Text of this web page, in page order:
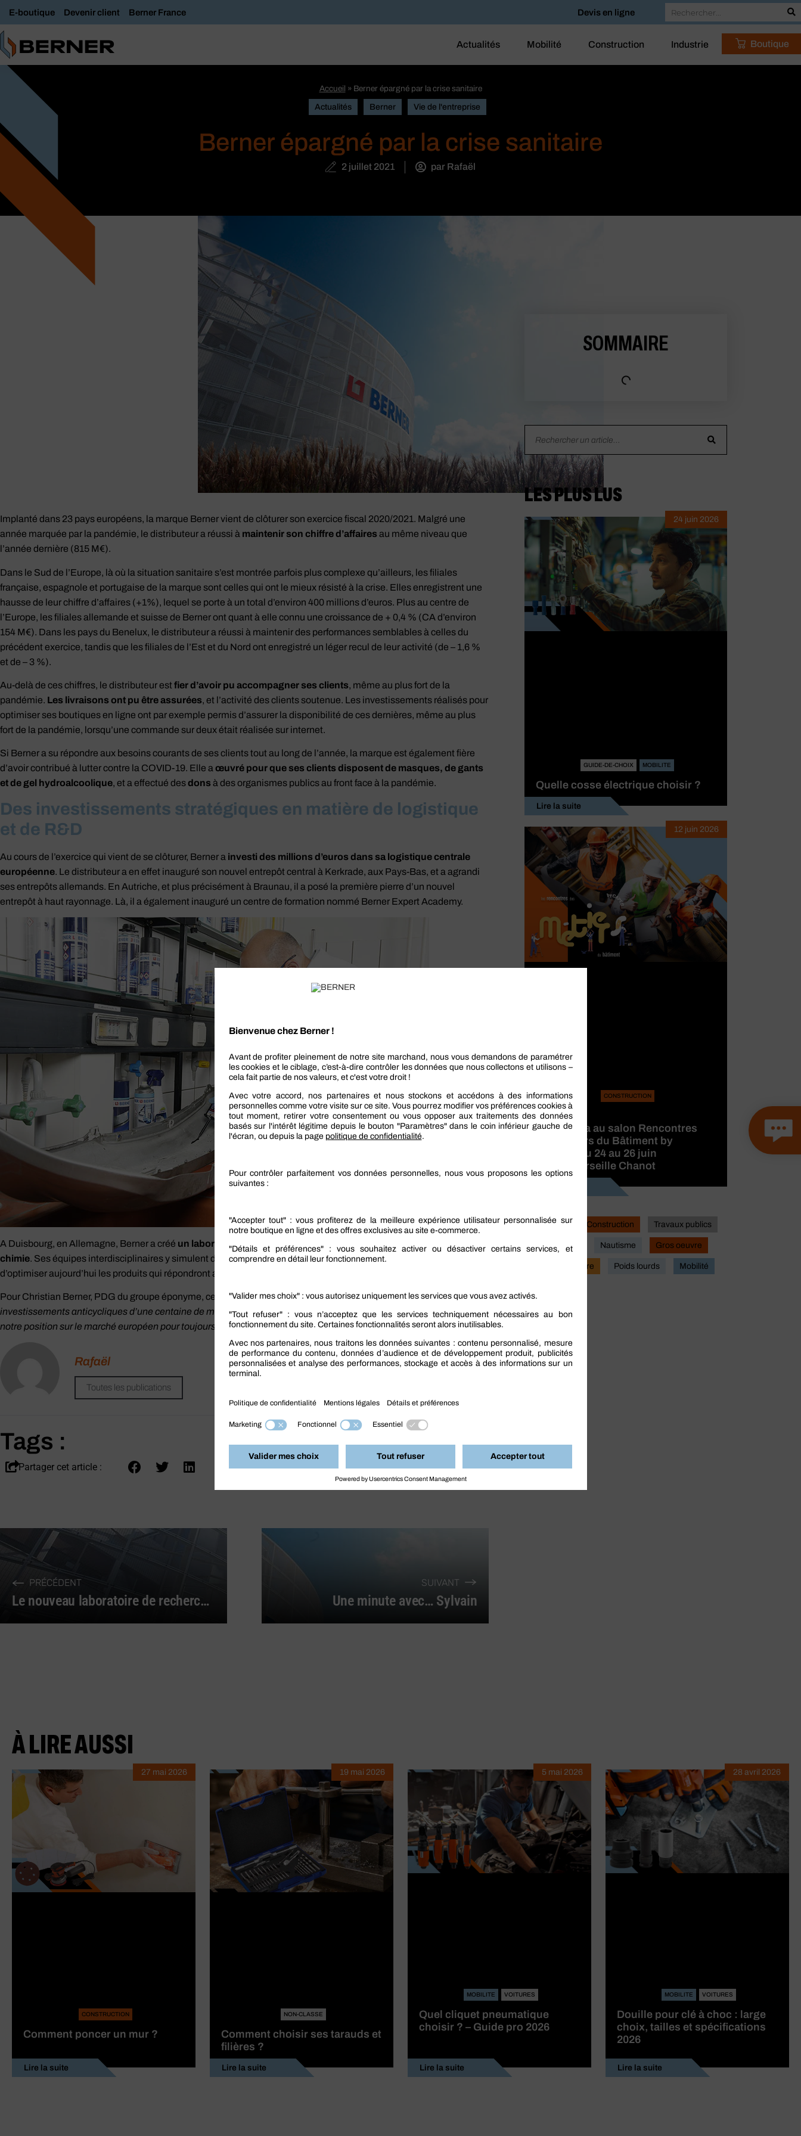
E-boutique Devenir client Berner France Devis en ligne
Actualités Mobilité Construction Industrie Boutique
Accueil » Berner épargné par la crise sanitaire
Actualités Berner Vie de l'entreprise
Berner épargné par la crise sanitaire
2 juillet 2021 par Rafaël
Implanté dans 23 pays européens, la marque Berner vient de clôturer son exercice fiscal 2020/2021. Malgré une
année marquée par la pandémie, le distributeur a réussi à maintenir son chiffre d’affaires au même niveau que
l’année dernière (815 M€).
Dans le Sud de l’Europe, là où la situation sanitaire s’est montrée parfois plus complexe qu’ailleurs, les filiales
française, espagnole et portugaise de la marque sont celles qui ont le mieux résisté à la crise. Elles enregistrent une
hausse de leur chiffre d’affaires (+1%), lequel se porte à un total d’environ 400 millions d’euros. Plus au centre de
l’Europe, les filiales allemande et suisse de Berner ont quant à elle connu une croissance de + 0,4 % (CA d’environ
154 M€). Dans les pays du Benelux, le distributeur a réussi à maintenir des performances semblables à celles du
précédent exercice, tandis que les filiales de l’Est et du Nord ont enregistré un léger recul de leur activité (de – 1,6 %
et de – 3 %).
Au-delà de ces chiffres, le distributeur est fier d’avoir pu accompagner ses clients, même au plus fort de la
pandémie. Les livraisons ont pu être assurées, et l’activité des clients soutenue. Les investissements réalisés pour
optimiser ses boutiques en ligne ont par exemple permis d’assurer la disponibilité de ces dernières, même au plus
fort de la pandémie, lorsqu’une commande sur deux était réalisée sur internet.
Si Berner a su répondre aux besoins courants de ses clients tout au long de l’année, la marque est également fière
d’avoir contribué à lutter contre la COVID-19. Elle a œuvré pour que ses clients disposent de masques, de gants
et de gel hydroalcoolique, et a effectué desdons à des organismes publics au front face à la pandémie.
Des investissements stratégiques en matière de logistique
et de R&D
Au cours de l’exercice qui vient de se clôturer, Berner a investi des millions d’euros dans sa logistique centrale
européenne. Le distributeur a en effet inauguré son nouvel entrepôt central à Kerkrade, aux Pays-Bas, et a agrandi
ses entrepôts allemands. En Autriche, et plus précisément à Braunau, il a posé la première pierre d’un nouvel
entrepôt à haut rayonnage. Là, il a également inauguré un centre de formation nommé Berner Expert Academy.
A Duisbourg, en Allemagne, Berner a créé un laboratoire de recherche & développement spécialisé dans la
chimie. Ses équipes interdisciplinaires y simulent des problèmes spécifiques dans des conditions réelles afin
d’optimiser aujourd’hui les produits qui répondront aux défis futurs des professionnels.
Pour Christian Berner, PDG du groupe éponyme, ces investissements sont stratégiques «Grâce à ces
investissements anticycliques d’une centaine de millions d’euros, nous créons la base qui nous servira à consolider
notre position sur le marché européen pour toujours être en mesure d’accompagner nos clients et leur activité.»
Rafaël
Toutes les publications
Tags :
Partager cet article :
PRÉCÉDENT
Le nouveau laboratoire de recherche et développement pour imaginer nos futures solutions chimiques
SUIVANT
Une minute avec… Sylvain
SOMMAIRE
LES PLUS LUS
GUIDE-DE-CHOIX MOBILITE
Quelle cosse électrique choisir ?
Lire la suite
24 juin 2026
CONSTRUCTION
BERNER
participera au salon Rencontres
des Métiers du Bâtiment by
CAPEB, du 24 au 26 juin
2026 à Marseille Chanot
12 juin 2026
Industrie Construction Travaux publics
Actualites Nautisme Gros oeuvre
Second oeuvre Poids lourds Mobilité
À LIRE AUSSI
CONSTRUCTION
Comment poncer un mur ?
Lire la suite
27 mai 2026
NON-CLASSE
Comment choisir ses tarauds et
filières ?
Lire la suite
19 mai 2026
MOBILITE VOITURES
Quel cliquet pneumatique
choisir ? – Guide pro 2026
Lire la suite
5 mai 2026
MOBILITE VOITURES
Douille pour clé à choc : large
choix, tailles et spécifications
2026
Lire la suite
28 avril 2026